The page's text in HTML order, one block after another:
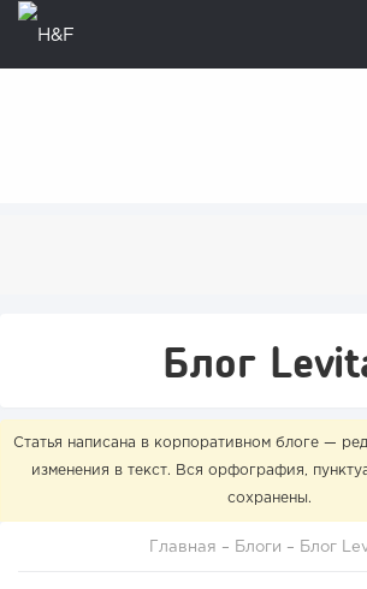
Блог
Статья написана в корпоративном блоге —
изменения в текст. Вся орфография,
сохранены.
Главная – Блоги – Блог